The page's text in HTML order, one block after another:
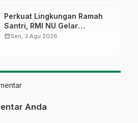
Perkuat Lingkungan Ramah
Santri, RMI NU Gelar
‘Sambang Pesantren’ di Pati
calendar_monthSen, 3 Agu 2026
Anda